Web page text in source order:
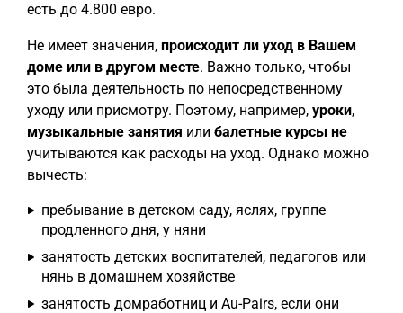
есть до 4.800 евро.
Не имеет значения, происходит ли уход в Вашем
доме или в другом месте. Важно только, чтобы
это была деятельность по непосредственному
уходу или присмотру. Поэтому, например, уроки,
музыкальные занятия или балетные курсы не
учитываются как расходы на уход. Однако можно
вычесть:
пребывание в детском саду, яслях, группе
продленного дня, у няни
занятость детских воспитателей, педагогов или
нянь в домашнем хозяйстве
занятость домработниц и Au-Pairs, если они